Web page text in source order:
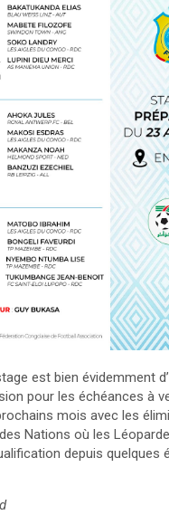
est bien évidemment
pour les échéances à
mois avec les
Nations où les
depuis quelques